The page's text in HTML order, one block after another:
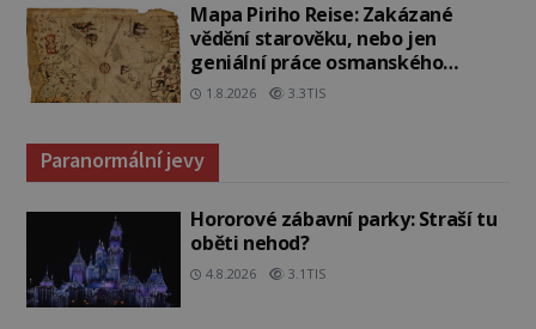
Mapa Piriho Reise: Zakázané
vědění starověku, nebo jen
geniální práce osmanského
admirála?
1.8.2026 3.3TIS
Paranormální jevy
Hororové zábavní parky: Straší tu
oběti nehod?
4.8.2026 3.1TIS